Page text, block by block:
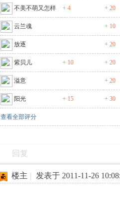
不美不萌又怎样 + 4 + 20
云兰魂 + 10
放逐 + 20
紫贝儿 + 10 + 20
溢意 + 20
阳光 + 15 + 30
查看全部评分
回复
楼主 | 发表于 2011-11-26